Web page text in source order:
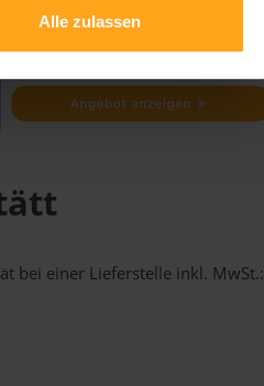
Alle zulassen
bei einer Lieferstelle inkl. MwSt.: